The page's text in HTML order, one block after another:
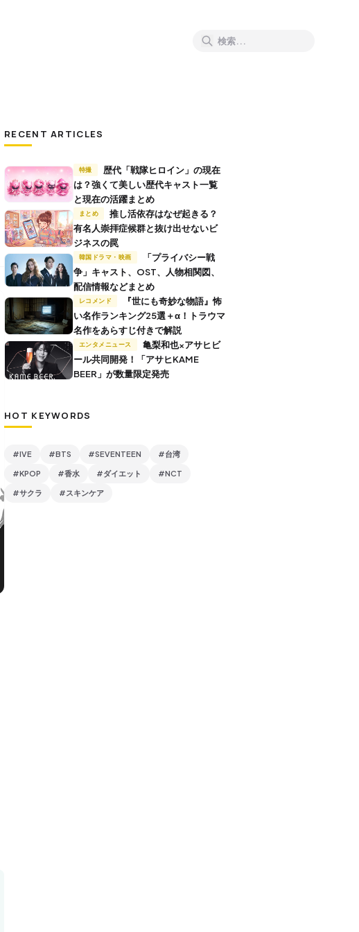
RECENT ARTICLES
特撮
は？強くて美しい歴代キャスト一覧
と現在の活躍まとめ
まとめ
推し活依存はなぜ起きる？
有名人崇拝症候群と抜け出せないビ
ジネスの罠
韓国ドラマ・映画
争」キャスト、OST、人物相関図、
配信情報などまとめ
レコメンド
い名作ランキング25選＋α！トラウマ
名作をあらすじ付きで解説
エンタメニュース
ール共同開発！「アサヒKAME
BEER」が数量限定発売
HOT KEYWORDS
#IVE #BTS #SEVENTEEN #台湾
#KPOP #香水 #ダイエット #NCT
#サクラ #スキンケア